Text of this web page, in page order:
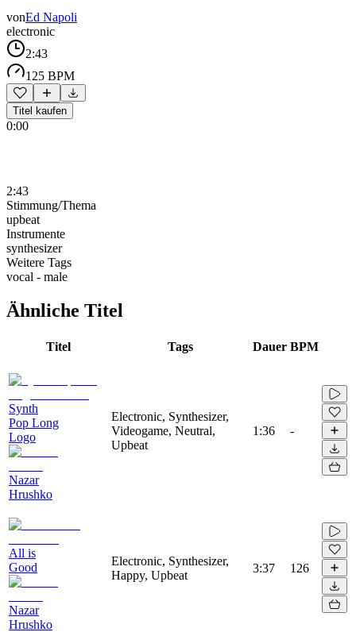
vonEd Napoli
electronic
2:43
125 BPM
Titel kaufen
0:00
2:43
Stimmung/Thema
upbeat
Instrumente
synthesizer
Weitere Tags
vocal - male
Ähnliche Titel
Titel Tags Dauer BPM
Synth
Pop Long
Logo
Nazar
Hrushko
Electronic, Synthesizer,
Videogame, Neutral,
Upbeat
1:36 -
All is
Good
Nazar
Hrushko
Electronic, Synthesizer,
Happy, Upbeat
3:37 126